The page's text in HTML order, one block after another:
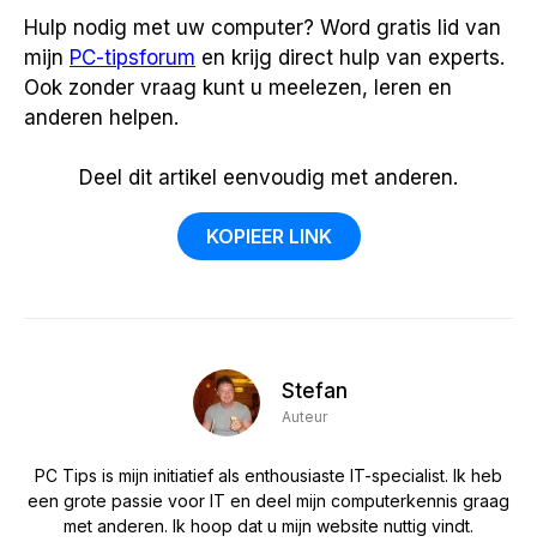
Hulp nodig met uw computer? Word gratis lid van
mijn PC-tipsforum en krijg direct hulp van experts.
Ook zonder vraag kunt u meelezen, leren en
anderen helpen.
Deel dit artikel eenvoudig met anderen.
KOPIEER LINK
Stefan
Auteur
PC Tips is mijn initiatief als enthousiaste IT-specialist. Ik heb
een grote passie voor IT en deel mijn computerkennis graag
met anderen. Ik hoop dat u mijn website nuttig vindt.